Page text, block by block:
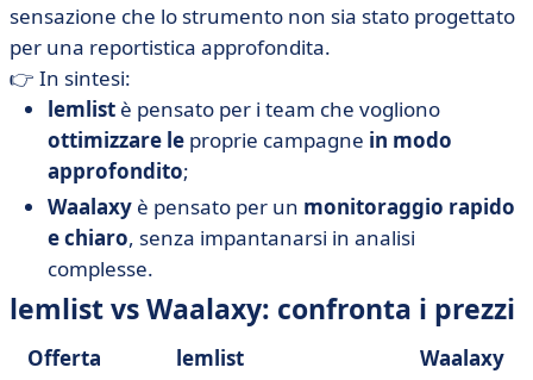
sensazione che lo strumento non sia stato progettato
per una reportistica approfondita.
👉 In sintesi:
lemlist è pensato per i team che vogliono
ottimizzare le proprie campagne in modo
approfondito;
Waalaxy è pensato per un monitoraggio rapido
e chiaro, senza impantanarsi in analisi
complesse.
lemlist vs Waalaxy: confronta i prezzi
Offerta lemlist Waalaxy